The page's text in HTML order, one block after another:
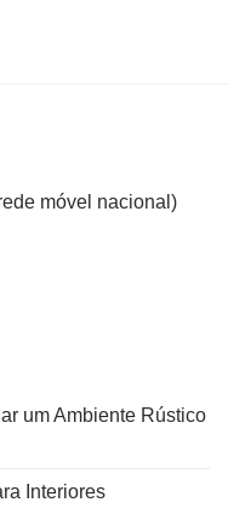
móvel nacional )
um Ambiente Rústico
Interiores